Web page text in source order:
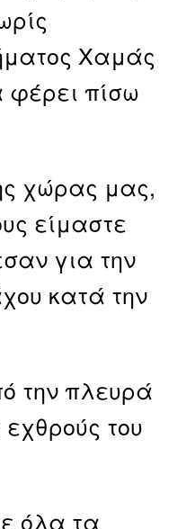
Χαμάς
φέρει πίσω
χώρας μας,
είμαστε
για την
κατά την
την πλευρά
του
όλα τα